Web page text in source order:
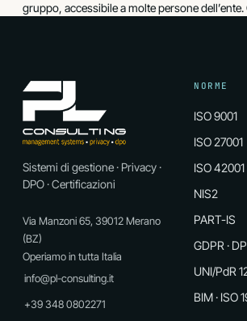
gruppo, accessibile a molte persone
Sistemi di gestione · Privacy ·
DPO · Certificazioni
Via Manzoni 65, 39012 Merano
(BZ)
Operiamo in tutta Italia
info@pl-consulting.it
+39 348 0802271
NORME
ISO 9001
ISO 27001
ISO 42001
NIS2
PART-IS
GDPR ·
UNI/PdR
BIM · ISO